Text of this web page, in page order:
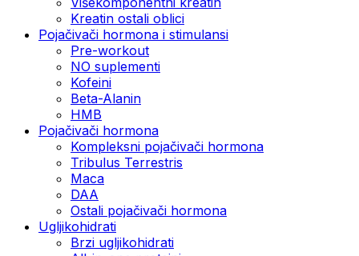
Kreatin ostali oblici
Pojačivači hormona i stimulansi
Pre-workout
NO suplementi
Kofeini
Beta-Alanin
HMB
Pojačivači hormona
Kompleksni pojačivači hormona
Tribulus Terrestris
Maca
DAA
Ostali pojačivači hormona
Ugljikohidrati
Brzi ugljikohidrati